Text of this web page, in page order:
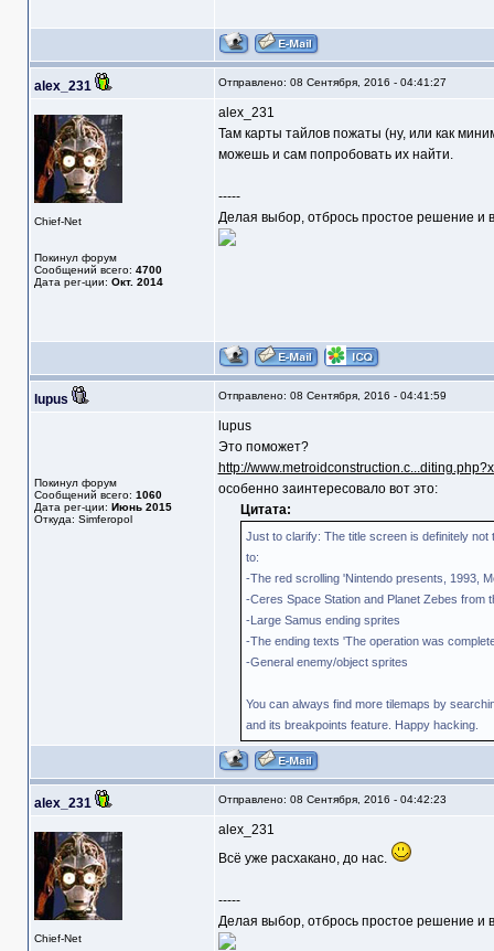
alex_231 Отправлено: 08 Сентября, 2016 - 04:41:27
Chief-Net
Покинул форум
Сообщений всего: 4700
Дата рег-ции: Окт. 2014
alex_231
Там карты тайлов пожаты (ну, или как
можешь и сам попробовать их найти.
-----
Делая выбор, отбрось простое решение и
lupus Отправлено: 08 Сентября, 2016 - 04:41:59
Покинул форум
Сообщений всего: 1060
Дата рег-ции: Июнь 2015
Откуда: Simferopol
lupus
Это поможет?
http://
особенно заинтересовало вот это:
Цитата:
Just to clarify: The title screen is definitely not
to:
-The red scrolling 'Nintendo presents, 1993,
-Ceres Space Station and Planet Zebes from
-Large Samus ending sprites
-The ending texts 'The operation was
-General enemy/object sprites
You can always find more tilemaps by
and its breakpoints feature. Happy hacking.
alex_231 Отправлено: 08 Сентября, 2016 - 04:42:23
Chief-Net
alex_231
Всё уже расхакано, до нас.
-----
Делая выбор, отбрось простое решение и